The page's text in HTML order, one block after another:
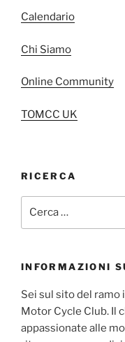
Calendario
Chi Siamo
Online Community
TOMCC UK
RICERCA
INFORMAZIONI
Sei sul sito del ramo
Motor Cycle Club. Il
appassionate alle